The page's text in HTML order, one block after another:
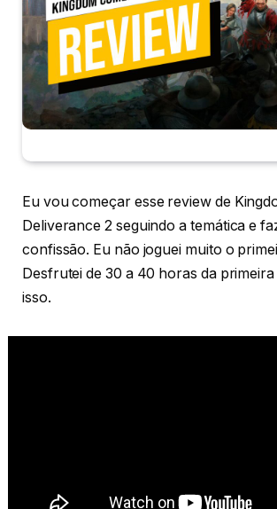
Eu vou começar esse review de
Deliverance 2 seguindo a temática e
confissão. Eu não joguei muito o
Desfrutei de 30 a 40 horas da
isso.